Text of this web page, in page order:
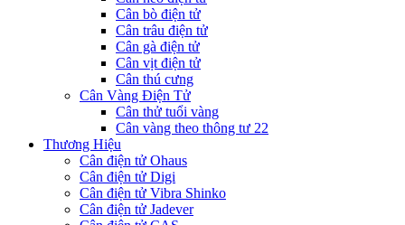
Cân bò điện tử
Cân trâu điện tử
Cân gà điện tử
Cân vịt điện tử
Cân thú cưng
Cân Vàng Điện Tử
Cân thử tuổi vàng
Cân vàng theo thông tư 22
Thương Hiệu
Cân điện tử Ohaus
Cân điện tử Digi
Cân điện tử Vibra Shinko
Cân điện tử Jadever